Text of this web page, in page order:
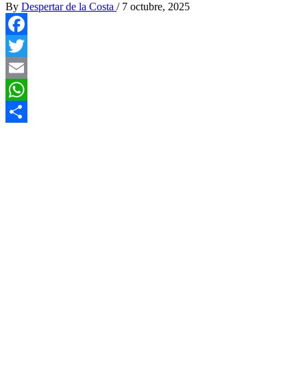
By Despertar de la Costa / 7 octubre, 2025
Facebook
Twitter
Email
WhatsApp